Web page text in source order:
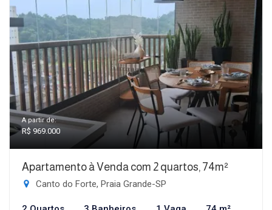
A partir de:
R$ 969.000
Apartamento à Venda com 2 quartos, 74m²
Canto do Forte, Praia Grande-SP